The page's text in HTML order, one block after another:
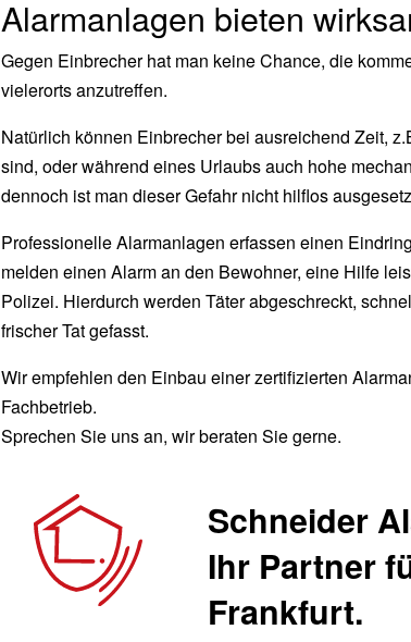
Alarmanlagen bieten
Gegen Einbrecher hat man keine Chance, die
vielerorts anzutreffen.
Natürlich können Einbrecher bei ausreichend Zeit,
sind, oder während eines Urlaubs auch hohe
dennoch ist man dieser Gefahr nicht hilflos
Professionelle Alarmanlagen erfassen einen
melden einen Alarm an den Bewohner, eine Hilfe
Polizei. Hierdurch werden Täter abgeschreckt,
frischer Tat gefasst.
Wir empfehlen den Einbau einer zertifizierten
Fachbetrieb.
Sprechen Sie uns an, wir beraten Sie gerne.
Schneider
Ihr Partner
Frankfurt.